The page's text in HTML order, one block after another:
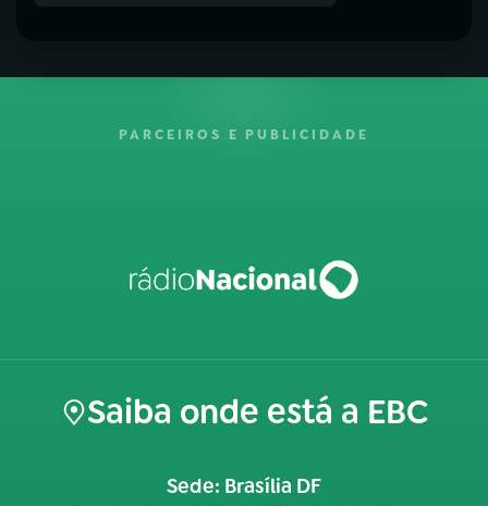
PARCEIROS E PUBLICIDADE
Saiba onde está a EBC
Sede: Brasília DF